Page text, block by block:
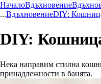
НачалоВдъхновение
...ВдъхновениеDIY:
DIY:
Нека направим стилна
принадлежности в банята.